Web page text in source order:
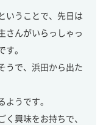
いうことで、先日は
さんがいらっしゃっ
。
うで、浜田から出た
うです。
興味をお持ちで、